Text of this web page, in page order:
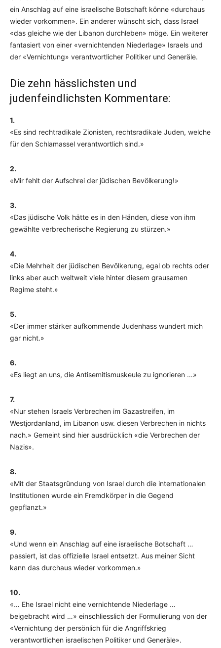
ein Anschlag auf eine israelische Botschaft könne «durchaus
wieder vorkommen». Ein anderer wünscht sich, dass Israel
«das gleiche wie der Libanon durchleben» möge. Ein weiterer
fantasiert von einer «vernichtenden Niederlage» Israels und
der «Vernichtung» verantwortlicher Politiker und Generäle.
Die zehn hässlichsten und
judenfeindlichsten Kommentare:
1.
«Es sind rechtradikale Zionisten, rechtsradikale Juden, welche
für den Schlamassel verantwortlich sind.»
2.
«Mir fehlt der Aufschrei der jüdischen Bevölkerung!»
3.
«Das jüdische Volk hätte es in den Händen, diese von ihm
gewählte verbrecherische Regierung zu stürzen.»
4.
«Die Mehrheit der jüdischen Bevölkerung, egal ob rechts oder
links aber auch weltweit viele hinter diesem grausamen
Regime steht.»
5.
«Der immer stärker aufkommende Judenhass wundert mich
gar nicht.»
6.
«Es liegt an uns, die Antisemitismuskeule zu ignorieren …»
7.
«Nur stehen Israels Verbrechen im Gazastreifen, im
Westjordanland, im Libanon usw. diesen Verbrechen in nichts
nach.» Gemeint sind hier ausdrücklich «die Verbrechen der
Nazis».
8.
«Mit der Staatsgründung von Israel durch die internationalen
Institutionen wurde ein Fremdkörper in die Gegend
gepflanzt.»
9.
«Und wenn ein Anschlag auf eine israelische Botschaft …
passiert, ist das offizielle Israel entsetzt. Aus meiner Sicht
kann das durchaus wieder vorkommen.»
10.
«… Ehe Israel nicht eine vernichtende Niederlage …
beigebracht wird …» einschliesslich der Formulierung von der
«Vernichtung der persönlich für die Angriffskrieg
verantwortlichen israelischen Politiker und Generäle».